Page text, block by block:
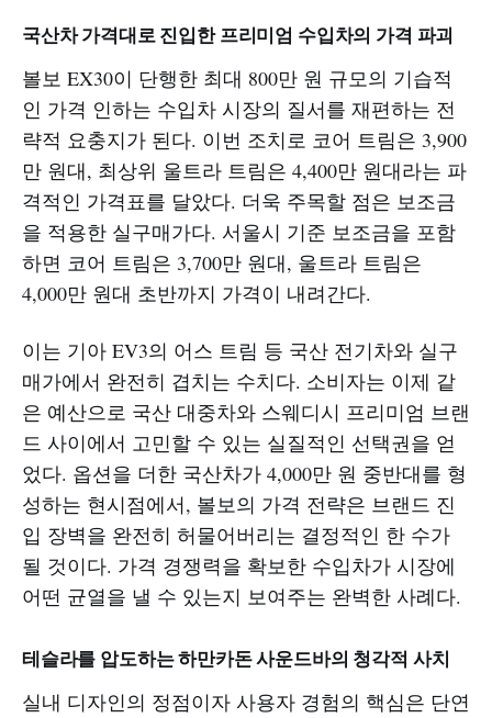
국산차 가격대로 진입한 프리미엄 수입차의 가격 파괴
볼보 EX30이 단행한 최대 800만 원 규모의 기습적
인 가격 인하는 수입차 시장의 질서를 재편하는 전
략적 요충지가 된다. 이번 조치로 코어 트림은 3,900
만 원대, 최상위 울트라 트림은 4,400만 원대라는 파
격적인 가격표를 달았다. 더욱 주목할 점은 보조금
을 적용한 실구매가다. 서울시 기준 보조금을 포함
하면 코어 트림은 3,700만 원대, 울트라 트림은
4,000만 원대 초반까지 가격이 내려간다.
이는 기아 EV3의 어스 트림 등 국산 전기차와 실구
매가에서 완전히 겹치는 수치다. 소비자는 이제 같
은 예산으로 국산 대중차와 스웨디시 프리미엄 브랜
드 사이에서 고민할 수 있는 실질적인 선택권을 얻
었다. 옵션을 더한 국산차가 4,000만 원 중반대를 형
성하는 현시점에서, 볼보의 가격 전략은 브랜드 진
입 장벽을 완전히 허물어버리는 결정적인 한 수가
될 것이다. 가격 경쟁력을 확보한 수입차가 시장에
어떤 균열을 낼 수 있는지 보여주는 완벽한 사례다.
테슬라를 압도하는 하만카돈 사운드바의 청각적 사치
실내 디자인의 정점이자 사용자 경험의 핵심은 단연